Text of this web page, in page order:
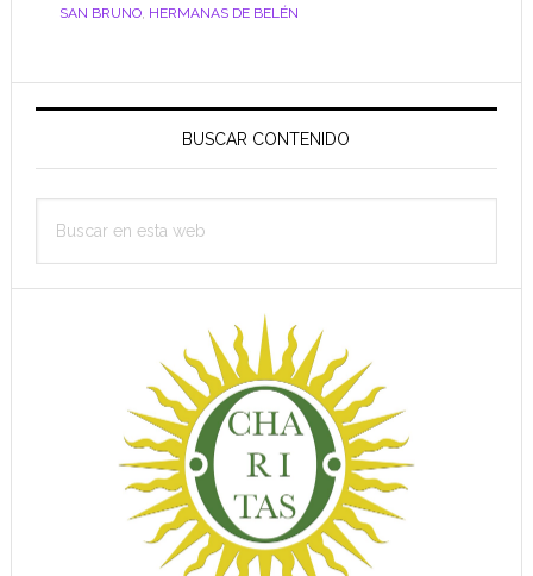
SAN BRUNO, HERMANAS DE BELÉN
Barra
principal
BUSCAR CONTENIDO